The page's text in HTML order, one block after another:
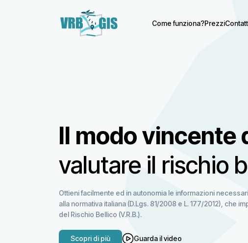
Come funziona?Prezzi
Il modo vincente
valutare il rischio
Ottieni facilmente ed in autonomia le informazioni
alla normativa italiana (D.Lgs. 81/2008 e L. 177/2012), che
del Rischio Bellico (V.R.B.).
Scopri di più Guarda il video